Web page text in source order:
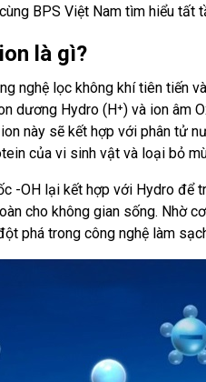
BPS Việt Nam tìm hiểu tất
là gì?
nghệ lọc không khí tiên tiến
dương Hydro (H⁺) và ion âm
này sẽ kết hợp với phân tử
của vi sinh vật và loại bỏ
-OH lại kết hợp với Hydro để
cho không gian sống. Nhờ
phá trong công nghệ làm